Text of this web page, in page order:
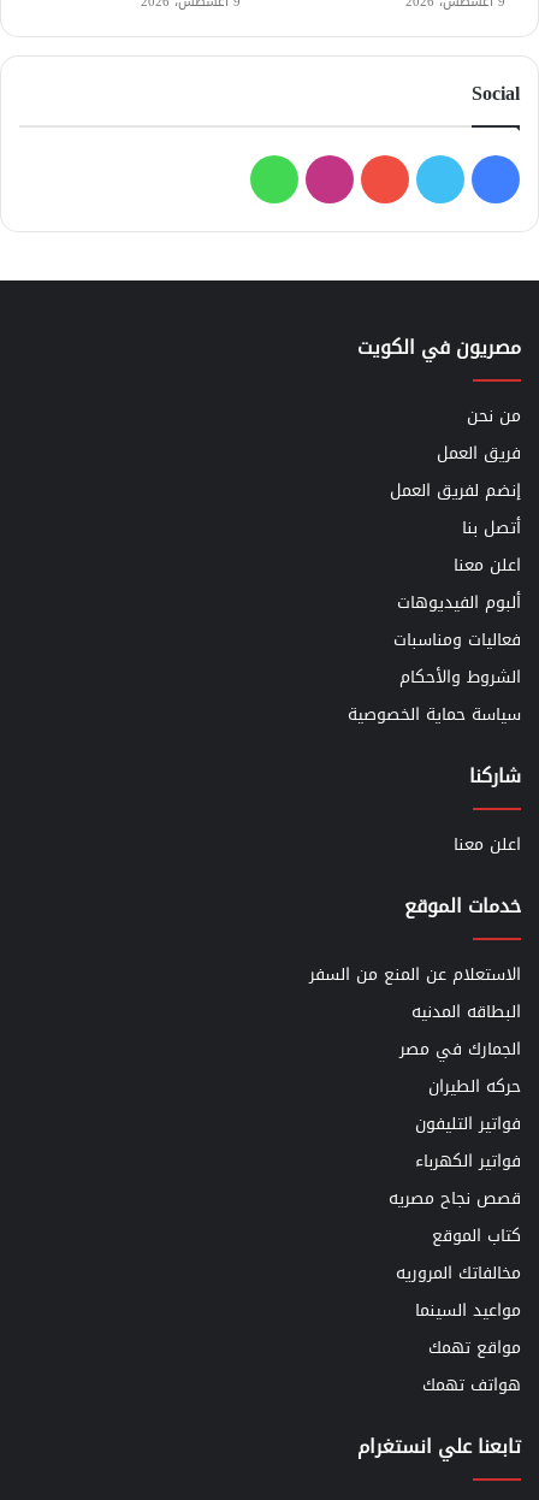
Social
فيسبوك
تويتر يوتيوبانستقرامواتساب
مصريون في الكويت
من نحن
فريق العمل
إنضم لفريق العمل
أتصل بنا
اعلن معنا
ألبوم الفيديوهات
فعاليات ومناسبات
الشروط والأحكام
سياسة حماية الخصوصية
شاركنا
اعلن معنا
خدمات الموقع
الاستعلام عن المنع من السفر
البطاقه المدنيه
الجمارك في مصر
حركه الطيران
فواتير التليفون
فواتير الكهرباء
قصص نجاح مصريه
كتاب الموقع
مخالفاتك المروريه
مواعيد السينما
مواقع تهمك
هواتف تهمك
تابعنا علي انستغرام